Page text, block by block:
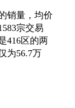
销量，均价
宗交易
416区的两
为56.7万